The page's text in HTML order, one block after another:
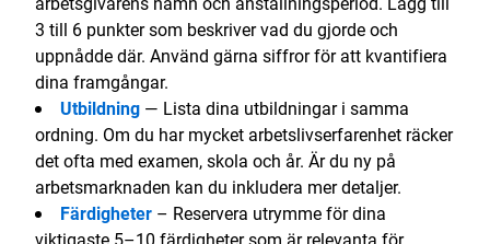
3 till 6 punkter som beskriver vad du gjorde och
uppnådde där. Använd gärna siffror för att kvantifiera
dina framgångar.
Utbildning — Lista dina utbildningar i samma
ordning. Om du har mycket arbetslivserfarenhet räcker
det ofta med examen, skola och år. Är du ny på
arbetsmarknaden kan du inkludera mer detaljer.
Färdigheter – Reservera utrymme för dina